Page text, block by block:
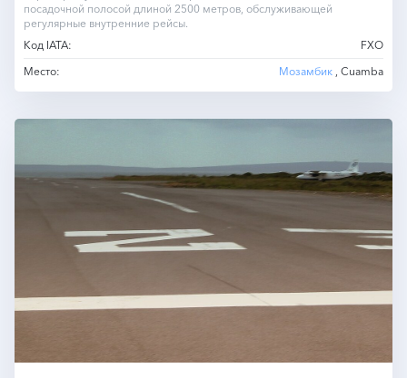
посадочной полосой длиной 2500 метров, обслуживающей
регулярные внутренние рейсы.
Код IATA:
FXO
Место:
Мозамбик , Cuamba